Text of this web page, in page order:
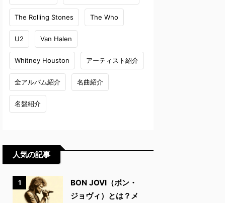
The Rolling Stones The Who
U2 Van Halen
Whitney Houston アーティスト紹介
全アルバム紹介 名曲紹介
名盤紹介
人気の記事
1
BON JOVI（ボン・
ジョヴィ）とは？メ